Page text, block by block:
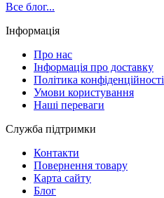
Все блог...
Інформація
Про нас
Інформація про доставку
Політика конфіденційності
Умови користування
Наші переваги
Служба підтримки
Контакти
Повернення товару
Карта сайту
Блог